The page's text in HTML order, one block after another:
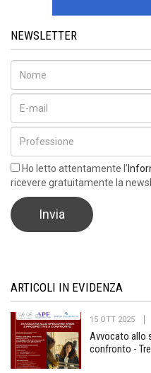
NEWSLETTER
Ho letto attentamente l’
ricevere gratuitamente la
ARTICOLI IN EVIDENZA
15 OTT 2025
Avvocato allo
confronto -